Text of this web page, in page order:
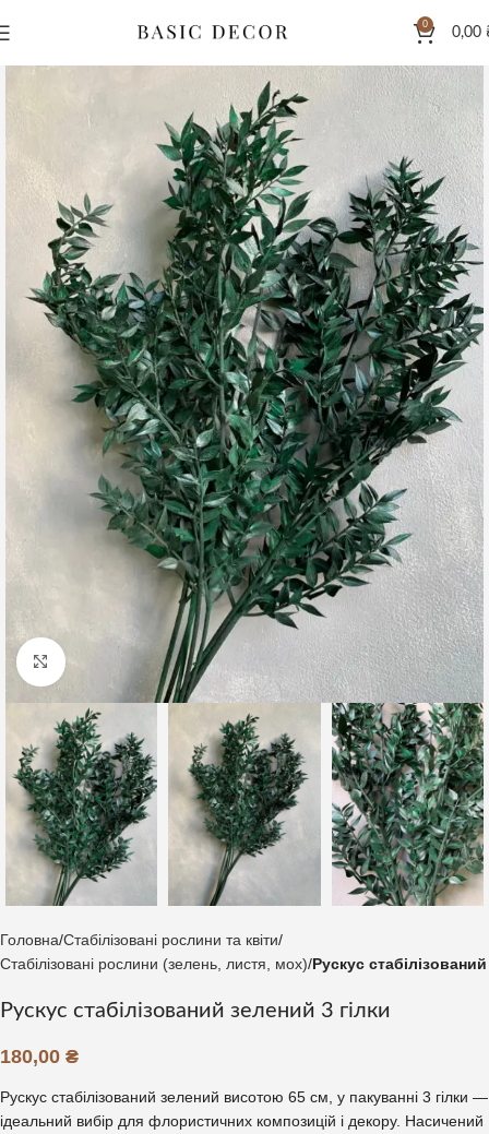
0
0,00
Клацніть, щоб збільшити
Головна Стабілізовані рослини та квіти
Стабілізовані рослини (зелень, листя, мох) Рускус стабілізований
Рускус стабілізований зелений 3 гілки
180,00 ₴
Рускус стабілізований зелений висотою 65 см, у пакуванні 3 гілки —
ідеальний вибір для флористичних композицій і декору. Насичений